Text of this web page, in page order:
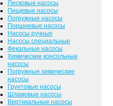
Песковые насосы
Пищевые насосы
Погружные насосы
Поршневые насосы
Насосы ручные
Насосы специальные
Фекальные насосы
Химические консольные
насосы
Погружные химические
насосы
Грунтовые насосы
Шламовые насосы
Вертикальные насосы